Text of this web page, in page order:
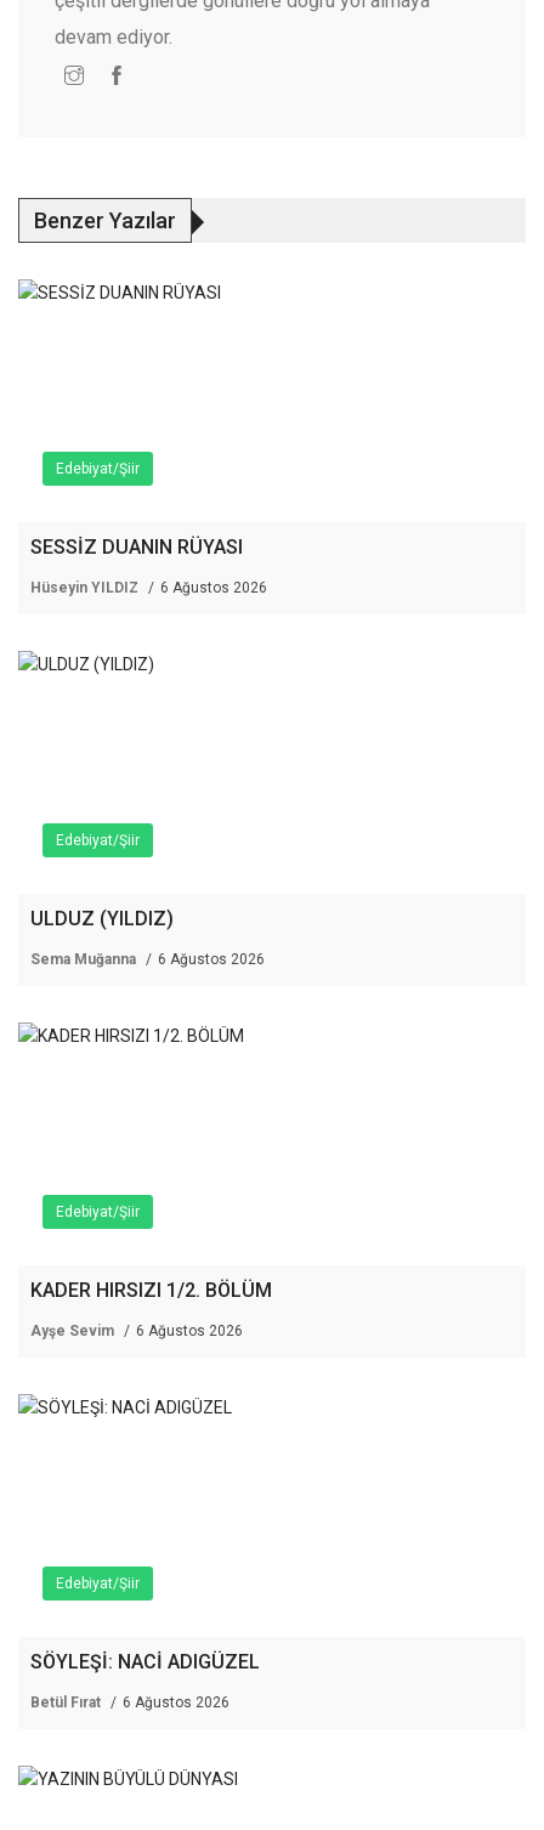
devam ediyor.
Benzer Yazılar
Edebiyat/Şiir
SESSİZ DUANIN RÜYASI
Hüseyin YILDIZ 6 Ağustos 2026
Edebiyat/Şiir
ULDUZ (YILDIZ)
Sema Muğanna 6 Ağustos 2026
Edebiyat/Şiir
KADER HIRSIZI 1/2. BÖLÜM
Ayşe Sevim 6 Ağustos 2026
Edebiyat/Şiir
SÖYLEŞİ: NACİ ADIGÜZEL
Betül Fırat 6 Ağustos 2026